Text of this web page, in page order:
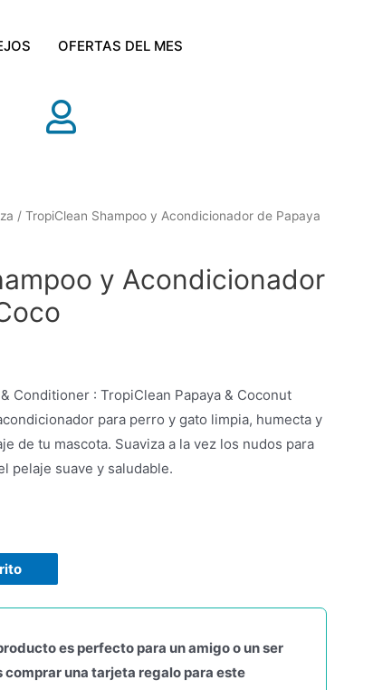
OFERTAS DEL MES
/ TropiClean Shampoo y Acondicionador de Papaya
y Acondicionador
Conditioner : TropiClean Papaya & Coconut
para perro y gato limpia, humecta y
de tu mascota. Suaviza a la vez los nudos para
pelaje suave y saludable.
es perfecto para un amigo o un ser
comprar una tarjeta regalo para este